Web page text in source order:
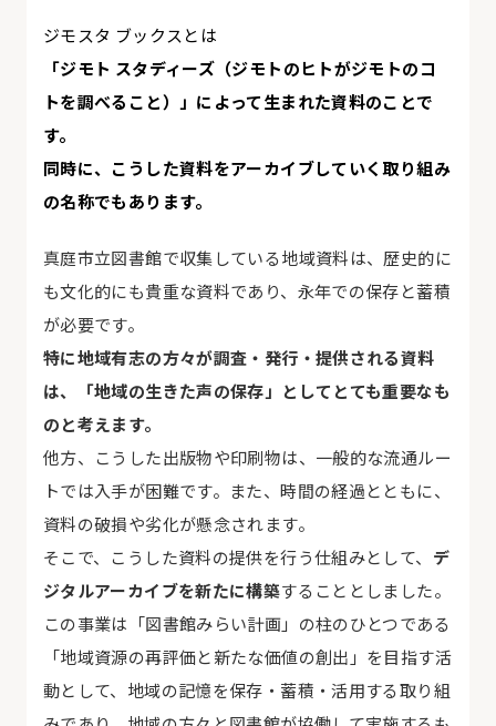
ジモスタ ブックスとは
「ジモト スタディーズ（ジモトのヒトがジモトのコ
トを調べること）」によって生まれた資料のことで
す。
同時に、こうした資料をアーカイブしていく取り組み
の名称でもあります。
真庭市立図書館で収集している地域資料は、歴史的に
も文化的にも貴重な資料であり、永年での保存と蓄積
が必要です。
特に地域有志の方々が調査・発行・提供される資料
は、「地域の生きた声の保存」としてとても重要なも
のと考えます。
他方、こうした出版物や印刷物は、一般的な流通ルー
トでは入手が困難です。また、時間の経過とともに、
資料の破損や劣化が懸念されます。
そこで、こうした資料の提供を行う仕組みとして、 デ
ジタルアーカイブを新たに構築することとしました。
この事業は「図書館みらい計画」の柱のひとつである
「地域資源の再評価と新たな価値の創出」を目指す活
動として、地域の記憶を保存・蓄積・活用する取り組